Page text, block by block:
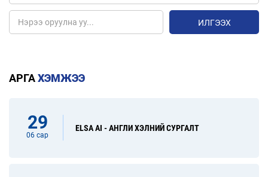
ИЛГЭЭХ
АРГАХЭМЖЭЭ
29
06 сар
ELSA AI - АНГЛИ ХЭЛНИЙ СУРГАЛТ